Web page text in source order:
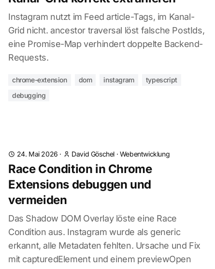
Instagram nutzt im Feed article-Tags, im Kanal-
Grid nicht. ancestor traversal löst falsche PostIds,
eine Promise-Map verhindert doppelte Backend-
Requests.
chrome-extension dom instagram
typescript
debugging
24. Mai 2026 · David Göschel · Webentwicklung
Race Condition in Chrome
Extensions debuggen und
vermeiden
Das Shadow DOM Overlay löste eine Race
Condition aus. Instagram wurde als generic
erkannt, alle Metadaten fehlten. Ursache und Fix
mit capturedElement und einem previewOpen